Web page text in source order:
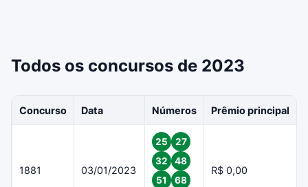
Todos os concursos de 2023
Concurso Data Números Prêmio principal
1881 03/01/2023
25
27
32
48
51
68
R$ 0,00